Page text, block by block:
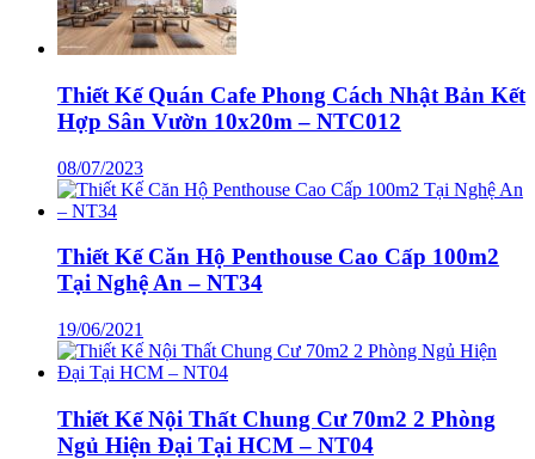
Thiết Kế Quán Cafe Phong Cách Nhật Bản Kết
Hợp Sân Vườn 10x20m – NTC012
08/07/2023
Thiết Kế Căn Hộ Penthouse Cao Cấp 100m2
Tại Nghệ An – NT34
19/06/2021
Thiết Kế Nội Thất Chung Cư 70m2 2 Phòng
Ngủ Hiện Đại Tại HCM – NT04